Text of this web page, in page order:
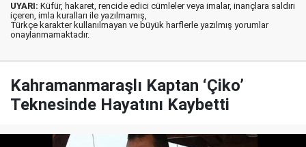
UYARI: Küfür, hakaret, rencide edici cümleler veya imalar, inançlara saldırı
içeren, imla kuralları ile yazılmamış,
Türkçe karakter kullanılmayan ve büyük harflerle yazılmış yorumlar
onaylanmamaktadır.
Kahramanmaraşlı Kaptan ‘Çiko’
Teknesinde Hayatını Kaybetti